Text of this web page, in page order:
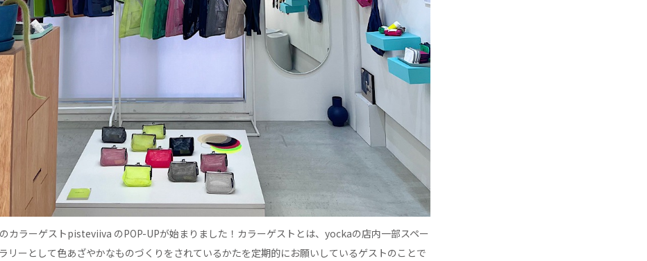
カラーゲストpisteviiva のPOP-UPが始まりました！ カラーゲストとは、yockaの店内一部スペー
リーとして色あざやかなものづくりをされているかたを定期的にお願いしているゲストのことで